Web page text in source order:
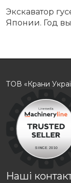
Экскаватор
Японии. Год
ТОВ «Крани
Наші